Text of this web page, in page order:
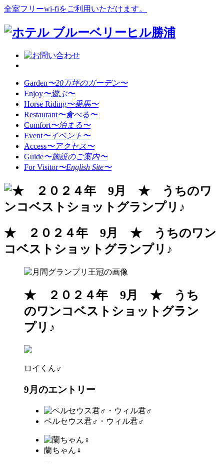
全室フリーwi-fiをご利用いただけます。
Garden〜20万坪のガーデン〜
Enjoy〜遊ぶ〜
Horse Riding〜乗馬〜
Restaurant〜食べる〜
Comfort〜泊まる〜
Event〜イベント〜
Access〜アクセス〜
Guide〜施設のご案内〜
For Visitor〜English Site〜
★ ２０２４年 9月 ★ うちのワン
コベストショットグランプリ♪
★ ２０２４年 9月 ★ うち
のワンコベストショットグラン
プリ♪
ロイくん♂
9月のエントリー
ペルセウス君♂・ウィル君♂
蘭ちゃん♀